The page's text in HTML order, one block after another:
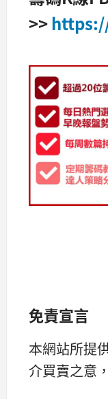
>>
免責宣言
本網站所提
介買賣之意